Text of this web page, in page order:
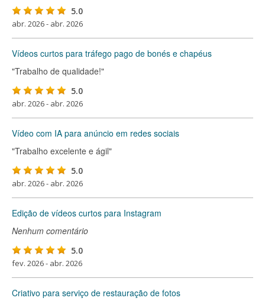
5.0
abr. 2026 - abr. 2026
Vídeos curtos para tráfego pago de bonés e chapéus
"Trabalho de qualidade!"
5.0
abr. 2026 - abr. 2026
Vídeo com IA para anúncio em redes sociais
"Trabalho excelente e ágil"
5.0
abr. 2026 - abr. 2026
Edição de vídeos curtos para Instagram
Nenhum comentário
5.0
fev. 2026 - abr. 2026
Criativo para serviço de restauração de fotos